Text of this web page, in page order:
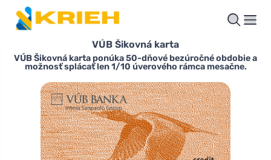
VÚB Šikovná karta
VÚB Šikovná karta ponúka 50-dňové bezúročné obdobie a
možnosť splácať len 1/10 úverového rámca mesačne.